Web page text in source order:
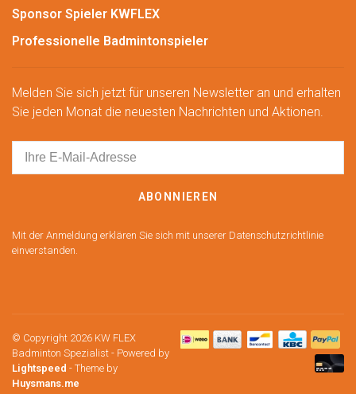
Sponsor Spieler KWFLEX
Professionelle Badmintonspieler
Melden Sie sich jetzt für unseren Newsletter an und erhalten
Sie jeden Monat die neuesten Nachrichten und Aktionen.
ABONNIEREN
Mit der Anmeldung erklären Sie sich mit unserer Datenschutzrichtlinie
einverstanden.
© Copyright 2026 KW FLEX
Badminton Spezialist - Powered by
Lightspeed - Theme by
Huysmans.me